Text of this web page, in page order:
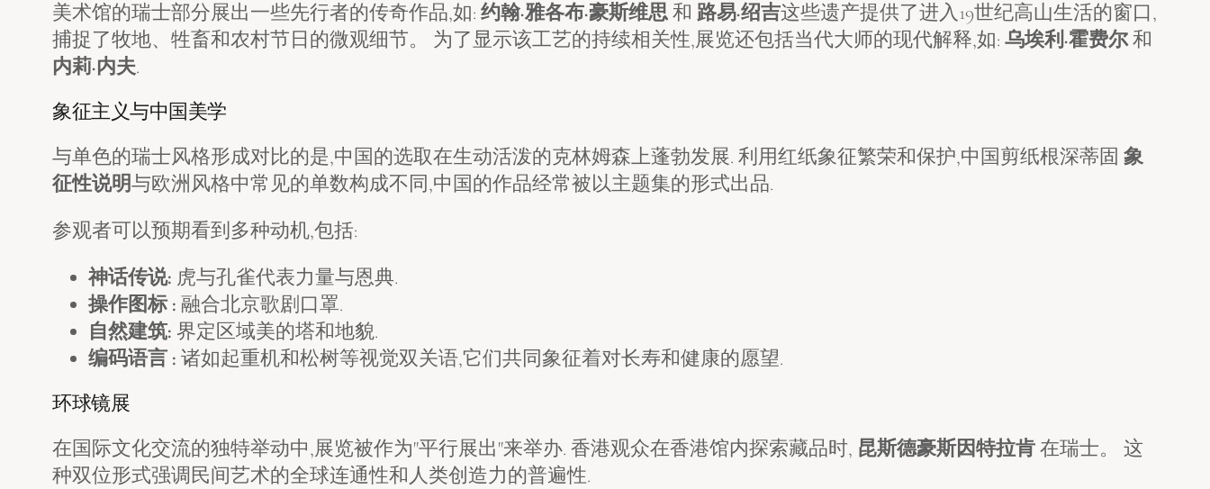
美术馆的瑞士部分展出一些先行者的传奇作品,如: 约翰·雅各布·豪斯维思和 路易·绍吉这些遗产提供了进入19世纪高山生活的窗口,
捕捉了牧地、牲畜和农村节日的微观细节。 为了显示该工艺的持续相关性,展览还包括当代大师的现代解释,如: 乌埃利·霍费尔和
内莉·内夫.
象征主义与中国美学
与单色的瑞士风格形成对比的是,中国的选取在生动活泼的克林姆森上蓬勃发展. 利用红纸象征繁荣和保护,中国剪纸根深蒂固 象
征性说明与欧洲风格中常见的单数构成不同,中国的作品经常被以主题集的形式出品.
参观者可以预期看到多种动机,包括:
神话传说: 虎与孔雀代表力量与恩典.
操作图标 : 融合北京歌剧口罩.
自然建筑: 界定区域美的塔和地貌.
编码语言 : 诸如起重机和松树等视觉双关语,它们共同象征着对长寿和健康的愿望.
环球镜展
在国际文化交流的独特举动中,展览被作为"平行展出"来举办. 香港观众在香港馆内探索藏品时, 昆斯德豪斯因特拉肯在瑞士。 这
种双位形式强调民间艺术的全球连通性和人类创造力的普遍性.